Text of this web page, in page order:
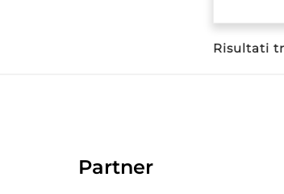
Risultati
Partner